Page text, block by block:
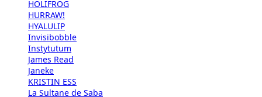
HOLIFROG
HURRAW!
HYALULIP
Invisibobble
Instytutum
James Read
Janeke
KRISTIN ESS
La Sultane de Saba